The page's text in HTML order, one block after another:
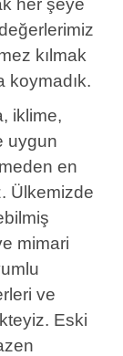
her şeye
kılmak
koymadık.
iklime,
uygun
en
Ülkemizde
mimari
ve
Eski